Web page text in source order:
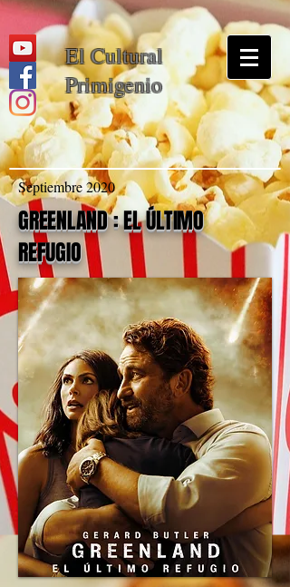
El Cultural
Primigenio
Septiembre 2020
GREENLAND : EL ÚLTIMO
REFUGIO